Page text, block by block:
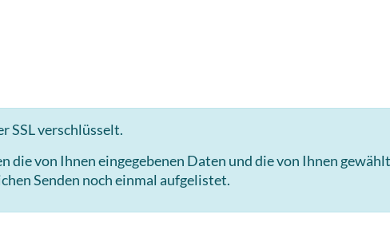
SSL verschlüsselt.
die von Ihnen eingegebenen Daten und die von Ihnen
Senden noch einmal aufgelistet.